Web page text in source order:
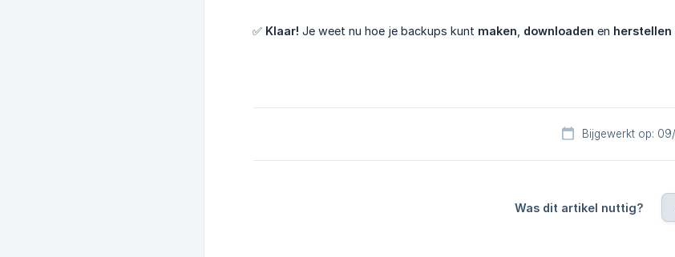
✅ Klaar! Je weet nu hoe je backups kunt maken downloaden en herstellen
Bijgewerkt op:
Was dit artikel nuttig?